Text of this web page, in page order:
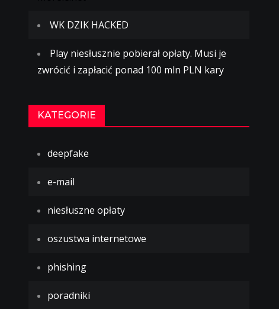
WK DZIK HACKED
Play niesłusznie pobierał opłaty. Musi je
zwrócić i zapłacić ponad 100 mln PLN kary
KATEGORIE
deepfake
e-mail
niesłuszne opłaty
oszustwa internetowe
phishing
poradniki